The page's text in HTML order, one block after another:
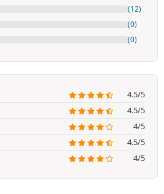
(12)
(0)
(0)
4.5/5
4.5/5
4/5
4.5/5
4/5